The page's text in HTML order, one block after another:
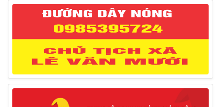
Thông báo đăng ký tiếp công dân định kỳ đợt 02
tháng 3/2025 của Chủ tịch UBND huyện
12/03/2025
Thông báo lịch công tác của Chủ tịch, các Phó Chủ
tịch UBND huyện và Phó Chủ tịch Hội đồng nhân dân
huyện (Từ ngày 10/3/2025 – 14/3/2025)
10/03/2025